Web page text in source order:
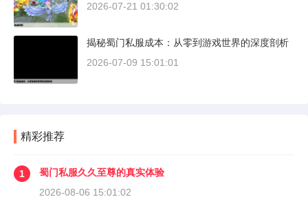
2026-07-21 01:30:02
揭秘蜀门私服成本：从零到游戏世界的深度剖析
2026-07-09 15:01:01
精彩推荐
1
蜀门私服久久至尊的真实体验
2026-08-06 15:01:02